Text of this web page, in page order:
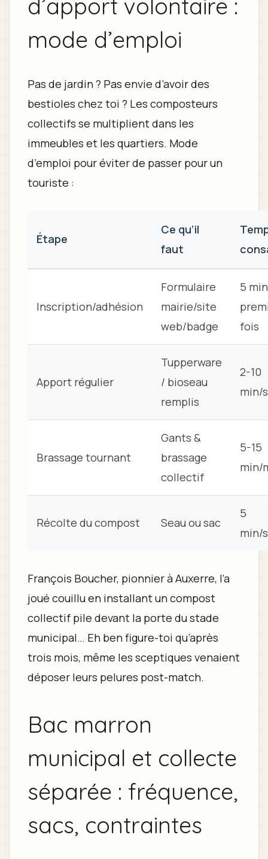
d’apport volontaire :
mode d’emploi
Pas de jardin ? Pas envie d’avoir des
bestioles chez toi ? Les composteurs
collectifs se multiplient dans les
immeubles et les quartiers. Mode
d’emploi pour éviter de passer pour un
touriste :
Étape
Ce qu’il
faut
Inscription/adhésion
Formulaire
mairie/site
web/badge
5
fois
Apport régulier
Tupperware
/ bioseau
remplis
2-10
min/
Brassage tournant
Gants &
brassage
collectif
5-15
min/
Récolte du compost Seau ou sac
5
min/
François Boucher, pionnier à Auxerre, l’a
joué couillu en installant un compost
collectif pile devant la porte du stade
municipal… Eh ben figure-toi qu’après
trois mois, même les sceptiques venaient
déposer leurs pelures post-match.
Bac marron
municipal et collecte
séparée : fréquence,
sacs, contraintes